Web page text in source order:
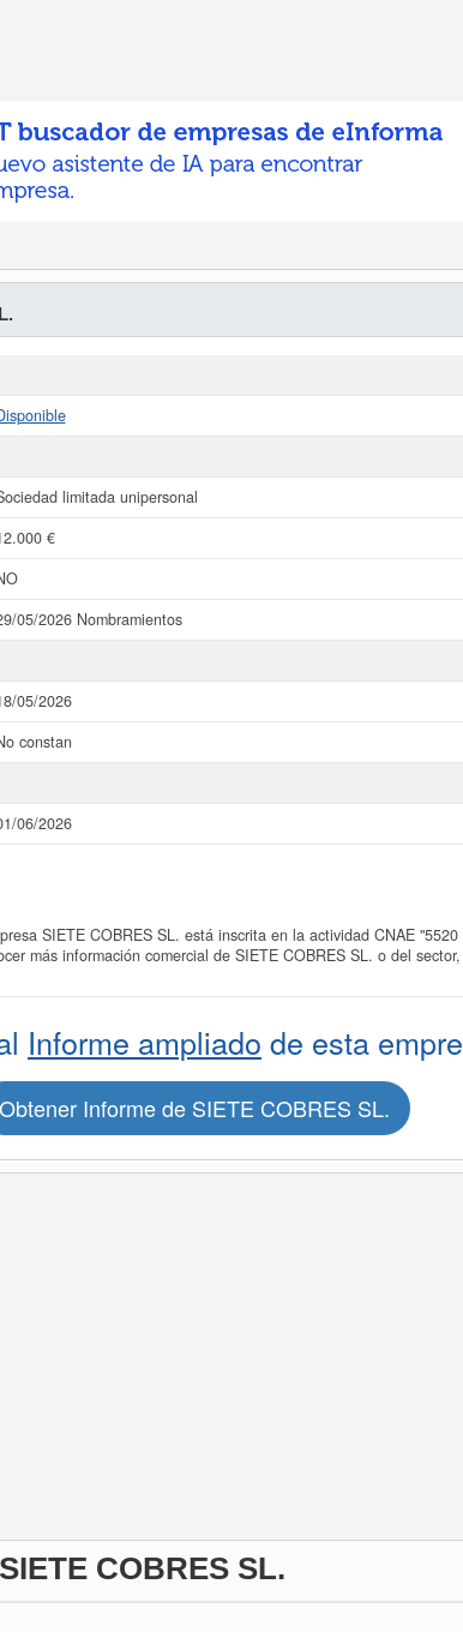
limitada unipersonal
€
05/2026 Nombramientos
05/2026
constan
06/2026
SIETE COBRES SL. está inscrita en la actividad CNAE
más información comercial de SIETE COBRES SL. o del
Informe ampliado de esta
Obtener Informe de SIETE COBRES SL.
SIETE COBRES SL.